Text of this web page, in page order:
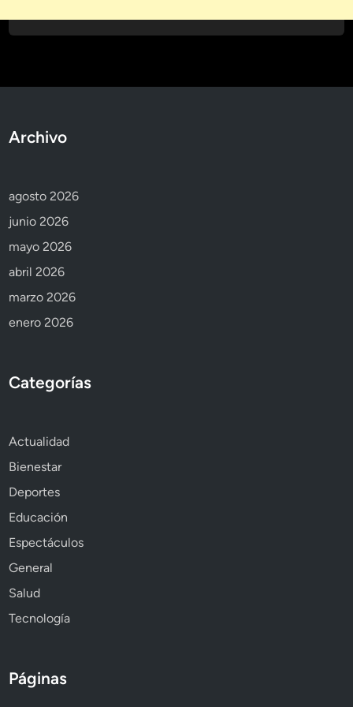
Archivo
agosto 2026
junio 2026
mayo 2026
abril 2026
marzo 2026
enero 2026
Categorías
Actualidad
Bienestar
Deportes
Educación
Espectáculos
General
Salud
Tecnología
Páginas